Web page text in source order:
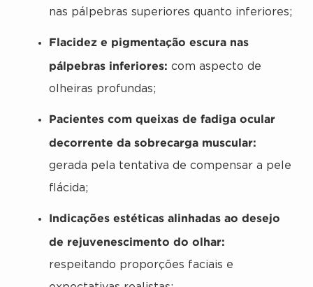
nas pálpebras superiores quanto inferiores;
Flacidez e pigmentação escura nas
pálpebras inferiores: com aspecto de
olheiras profundas;
Pacientes com queixas de fadiga ocular
decorrente da sobrecarga muscular:
gerada pela tentativa de compensar a pele
flácida;
Indicações estéticas alinhadas ao desejo
de rejuvenescimento do olhar:
respeitando proporções faciais e